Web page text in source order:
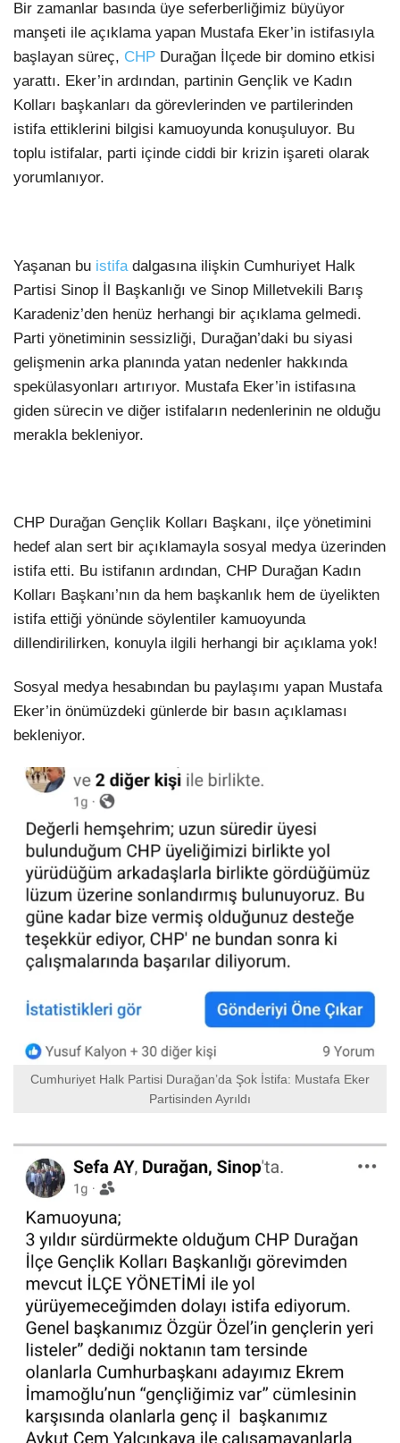
Bir zamanlar basında üye seferberliğimiz büyüyor
manşeti ile açıklama yapan Mustafa Eker’in istifasıyla
başlayan süreç, CHP Durağan İlçede bir domino etkisi
yarattı. Eker’in ardından, partinin Gençlik ve Kadın
Kolları başkanları da görevlerinden ve partilerinden
istifa ettiklerini bilgisi kamuoyunda konuşuluyor. Bu
toplu istifalar, parti içinde ciddi bir krizin işareti olarak
yorumlanıyor.
Yaşanan bu istifa dalgasına ilişkin Cumhuriyet Halk
Partisi Sinop İl Başkanlığı ve Sinop Milletvekili Barış
Karadeniz’den henüz herhangi bir açıklama gelmedi.
Parti yönetiminin sessizliği, Durağan’daki bu siyasi
gelişmenin arka planında yatan nedenler hakkında
spekülasyonları artırıyor. Mustafa Eker’in istifasına
giden sürecin ve diğer istifaların nedenlerinin ne olduğu
merakla bekleniyor.
CHP Durağan Gençlik Kolları Başkanı, ilçe yönetimini
hedef alan sert bir açıklamayla sosyal medya üzerinden
istifa etti. Bu istifanın ardından, CHP Durağan Kadın
Kolları Başkanı’nın da hem başkanlık hem de üyelikten
istifa ettiği yönünde söylentiler kamuoyunda
dillendirilirken, konuyla ilgili herhangi bir açıklama yok!
Sosyal medya hesabından bu paylaşımı yapan Mustafa
Eker’in önümüzdeki günlerde bir basın açıklaması
bekleniyor.
Cumhuriyet Halk Partisi Durağan’da Şok İstifa: Mustafa Eker
Partisinden Ayrıldı